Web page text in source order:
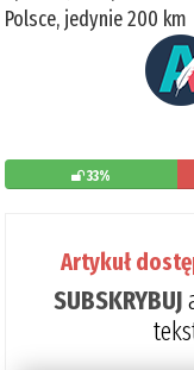
Polsce, jedynie 200 km
33%
Artykuł
SUBSKRYBUJ